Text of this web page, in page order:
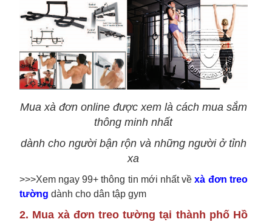
Mua xà đơn online được xem là cách mua sắm
thông minh nhất
dành cho người bận rộn và những người ở tỉnh
xa
>>>Xem ngay 99+ thông tin mới nhất vềxà đơn treo
tường dành cho dân tập gym
2. Mua xà đơn treo tường tại thành phố Hồ